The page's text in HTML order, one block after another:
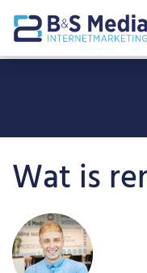
Wat is